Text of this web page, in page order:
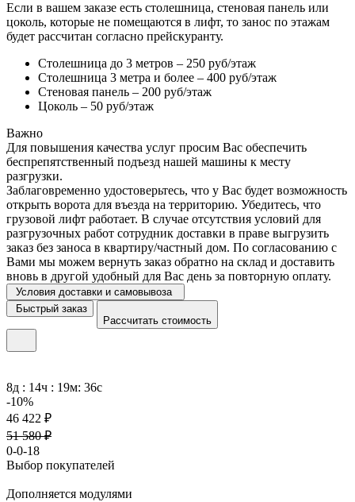
Если в вашем заказе есть столешница, стеновая панель или
цоколь, которые не помещаются в лифт, то занос по этажам
будет рассчитан согласно прейскуранту.
Столешница до 3 метров – 250 руб/этаж
Столешница 3 метра и более – 400 руб/этаж
Стеновая панель – 200 руб/этаж
Цоколь – 50 руб/этаж
Важно
Для повышения качества услуг просим Вас обеспечить
беспрепятственный подъезд нашей машины к месту
разгрузки.
Заблаговременно удостоверьтесь, что у Вас будет возможность
открыть ворота для въезда на территорию. Убедитесь, что
грузовой лифт работает. В случае отсутствия условий для
разгрузочных работ сотрудник доставки в праве выгрузить
заказ без заноса в квартиру/частный дом. По согласованию с
Вами мы можем вернуть заказ обратно на склад и доставить
вновь в другой удобный для Вас день за повторную оплату.
Условия доставки и самовывоза
Быстрый заказ
Рассчитать стоимость
8д : 14ч : 19м: 36с
-10%
46 422 ₽
51 580 ₽
0-0-18
Выбор покупателей
Дополняется модулями